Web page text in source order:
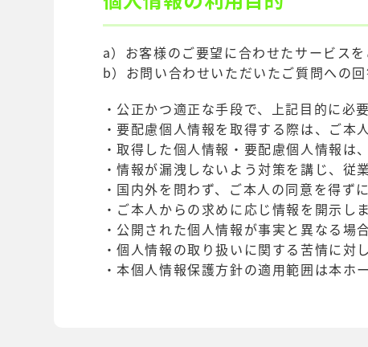
a）お客様のご要望に合わせたサービス
b）お問い合わせいただいたご質問への回
・公正かつ適正な手段で、上記目的に必
・要配慮個人情報を取得する際は、ご本
・取得した個人情報・要配慮個人情報は
・情報が漏洩しないよう対策を講じ、従
・国内外を問わず、ご本人の同意を得ず
・ご本人からの求めに応じ情報を開示しま
・公開された個人情報が事実と異なる場
・個人情報の取り扱いに関する苦情に対
・本個人情報保護方針の適用範囲は本ホ